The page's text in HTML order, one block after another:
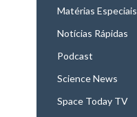
Matérias Especiais
Notícias Rápidas
Podcast
Science News
Space Today TV